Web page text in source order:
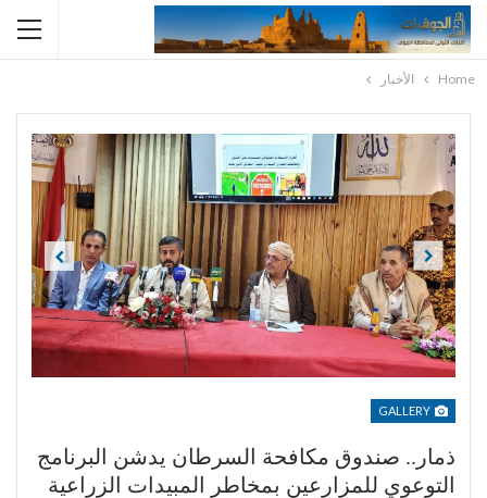
Home الأخبار
Previous Next
ذمار.. صندوق مكافحة السرطان يدشن البرنامج
التوعوي للمزارعين بمخاطر المبيدات الزراعية